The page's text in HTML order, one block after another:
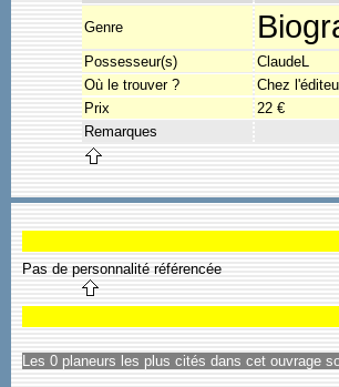
Genre
Possesseur(s)
ClaudeL
Où le trouver ?
Chez
Prix
22 €
Remarques
Pas de personnalité référencée
Les 0 planeurs les plus cités dans cet ouvrage